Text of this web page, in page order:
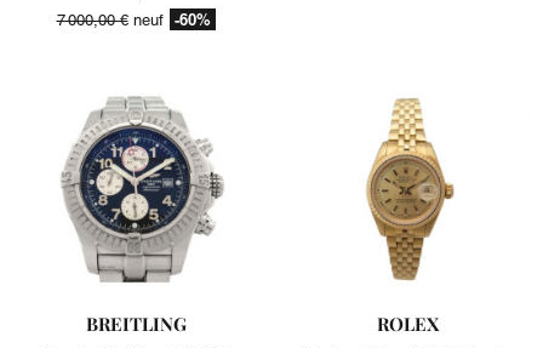
7 000,00 €neuf -60%
BREITLING ROLEX